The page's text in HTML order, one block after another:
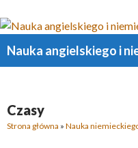
Czasy
Strona główna » Nauka